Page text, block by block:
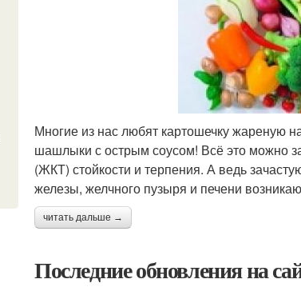
Многие из нас любят картошечку жареную
шашлыки с острым соусом! Всё это можно
(ЖКТ) стойкости и терпения. А ведь
железы, желчного пузыря и печени
читать дальше →
Последние обновления на